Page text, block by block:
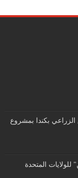
بكندا بمشروع
المتحدة